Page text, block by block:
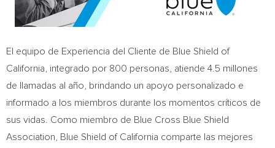
El equipo de Experiencia del Cliente de Blue Shield of
California , integrado por 800 personas, atiende 4.5 millones
de llamadas al año, brindando un apoyo personalizado e
informado a los miembros durante los momentos críticos de
sus vidas. Como miembro de Blue Cross Blue Shield
Association, Blue Shield of California comparte las mejores